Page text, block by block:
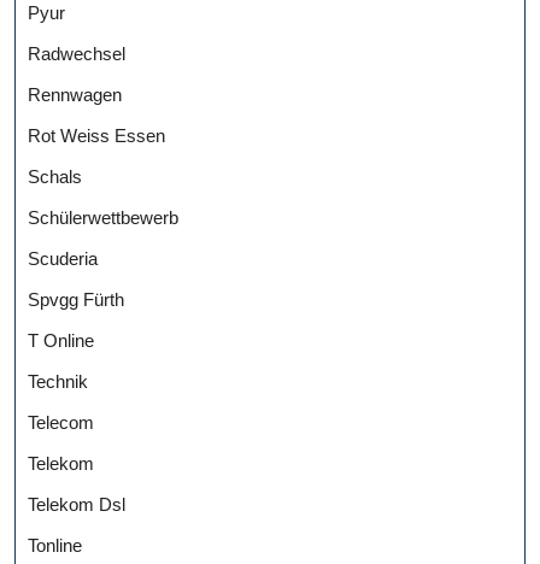
Pyur
Radwechsel
Rennwagen
Rot Weiss Essen
Schals
Schülerwettbewerb
Scuderia
Spvgg Fürth
T Online
Technik
Telecom
Telekom
Telekom Dsl
Tonline